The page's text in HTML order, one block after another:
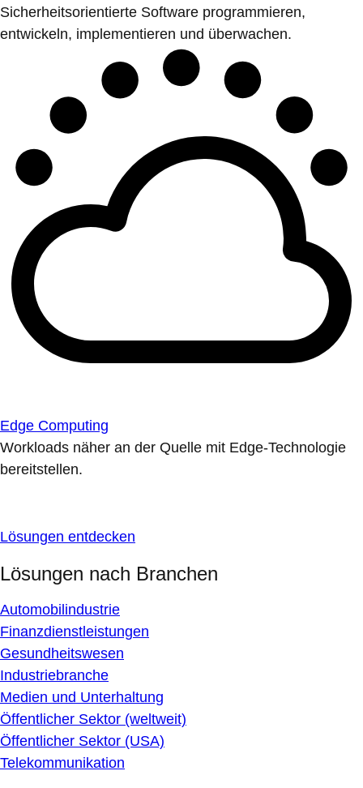
Sicherheitsorientierte Software programmieren,
entwickeln, implementieren und überwachen.
Edge Computing
Workloads näher an der Quelle mit Edge-Technologie
bereitstellen.
Lösungen entdecken
Lösungen nach Branchen
Automobilindustrie
Finanzdienstleistungen
Gesundheitswesen
Industriebranche
Medien und Unterhaltung
Öffentlicher Sektor (weltweit)
Öffentlicher Sektor (USA)
Telekommunikation